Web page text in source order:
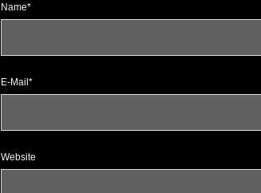
Name*
E-Mail*
Website